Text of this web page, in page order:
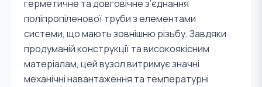
герметичне та довговічне з’єднання
поліпропіленової труби з елементами
системи, що мають зовнішню різьбу. Завдяки
продуманій конструкції та високоякісним
матеріалам, цей вузол витримує значні
механічні навантаження та температурні